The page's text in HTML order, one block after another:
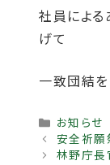
社員によ
げて
一致団結を
お知らせ
安全祈願
林野庁